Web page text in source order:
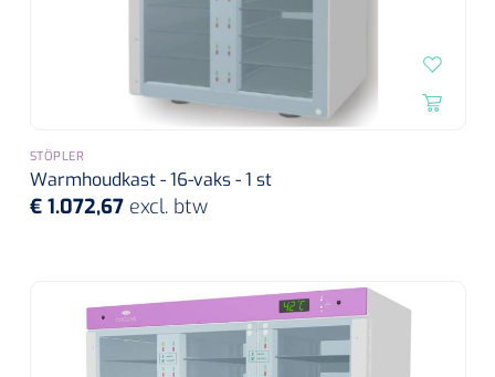
STÖPLER
Warmhoudkast - 16-vaks - 1 st
€ 1.072,67 excl. btw